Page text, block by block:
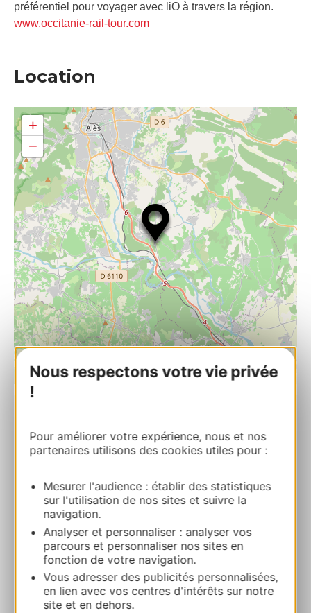
Nous respectons votre vie privée
!
Pour améliorer votre expérience, nous et nos
partenaires utilisons des cookies utiles pour :
Mesurer l'audience : établir des statistiques
sur l'utilisation de nos sites et suivre la
navigation.
Analyser et personnaliser : analyser vos
parcours et personnaliser nos sites en
fonction de votre navigation.
Vous adresser des publicités personnalisées,
en lien avec vos centres d'intérêts sur notre
site et en dehors.
préférentiel pour voyager avec liO à travers la région.
www.occitanie-rail-tour.com
Location
+
−
Leaflet| Map data ©OpenStreetMap contributors
147 route de Ners 30360 VEZENOBRES
04 66 83 59 13
E-mail
Facebook